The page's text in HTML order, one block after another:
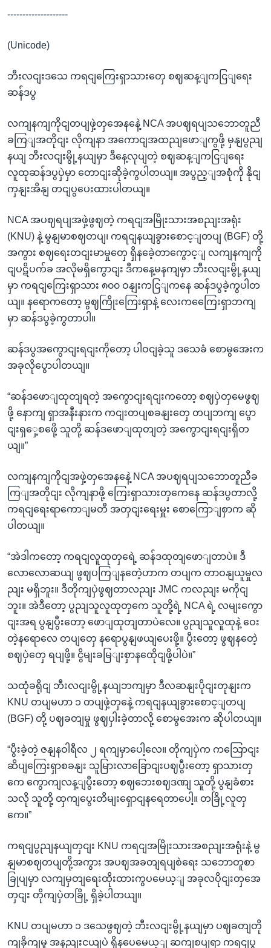
--------------------
(Unicode)
ဘီးလငျးဒသေ ကရငျကြေးရှာသားတှေ စဈဆန့ျကငြျရေး
ဆန်ဒပွ
လကျနကျကိုငျတပျဖှဲ့တှအေနနေဲ့ NCA အပဈရပျသဘောတူညီ
ခကြျအတိုငျး လိုကျနာ အကောငျအထညျဖောျကွဖို့ မှနျပွညျ
နယျ ဘီးလငျးမွို့နယျမှာ ဒီနေ့လုပျတဲ့ စဈဆန့ျကငြျရေး
လူထုဆန်ဒပွပှဲမှာ တောငျးဆိုခဲ့ကွပါတယျ။ အပွည့ျအစုံကို နိုငျ
ကှနျးအိနျ တငျပွပေးထားပါတယျ။
NCA အပဈရပျအဖှဲ့ဖွဈတဲ့ ကရငျအမြိုးသားအစညျးအရုံး
(KNU) နဲ့ မွနျမာစဈတပျ၊ ကရငျနယျခွားစောင့ျတပျ (BGF) တို့
အကွား စဈရေးတငျးမာမှုတှေ ရှိနခေဲ့တာကွောင့ျ လကျနကျကို
ငျပဋိပက်ခ အလိုမရှိကွောငျး ဒီကနေ့မနကျမှာ ဘီးလငျးမွို့နယျ
မှာ ကရငျကြေးရှာသား ၈၀၀ ဝနျးကငြျကနေ ဆန်ဒပွခဲ့ကွပါတ
ယျ။ နရောကတော့ မွဈကြိုးကြေးရှာနဲ့ လေးကကြေေးရှာဘကျ
မှာ ဆန်ဒပွခဲ့ကွတာပါ။
ဆန်ဒပွအကွောငျးရငျးကိုတော့ ပါဝငျခဲ့သူ ဒသေခံ စောမွအေးက
အခုလိုပွောပါတယျ။
“ဆန်ဒဖောျထုတျရတဲ့ အကွောငျးရငျးကတော့ စဈပှဲတှမေဖွဈ
ဖို့ နောကျ ရှာအနီးနားက ကငျးတပျစခနျးတှေ တပျဘကျ ပွော
ငျးရှှေ့စဖေို့ သူတို့ ဆန်ဒဖောျထုတျတဲ့ အကွောငျးရငျးရှိတ
ယျ။”
လကျနကျကိုငျအဖှဲ့တှအေနနေဲ့ NCA အပဈရပျသဘောတူညီခ
ကြျအတိုငျး လိုကျနာဖို့ ကြေးရှာသားတှကေနေ ဆန်ဒပွတာလို့
ကရငျရေးရာကောျမတီ အတှငျးရေးမှူး စောကြောျစှာက ဆို
ပါတယျ။
“အဲဒါကတော့ ကရငျလူထုတှရေဲ့ ဆန်ဒထုတျဖောျတာပဲ။ ဒီ
လောလောဆယျ ဖွဈပကြျနတေဲ့ဟာက တပျက တာဝနျယူမှုလ
ညျး မရှိဘူး။ ဒီတိုကျပှဲဖွဈတာလညျး JMC ကလညျး မကိုငျ
ဘူး။ အဲဒီတော့ ပွညျသူလူထုတှကေ သူတို့ရဲ့ NCA ရဲ့ လမျးကွော
ငျးအရ ပွနျပွီးတော့ ဖောျထုတျတာပဲလေ။ ပွညျသူလူထုနဲ့ ဝေး
တဲ့နရောလေ တပျတှေ နရောပွနျဖယျပေးဖို့။ ပွီးတော့ ဖွဈနတေဲ့
စဈပှဲတှေ ရပျဖို့။ ငွိမျးခမြျးစှာနထေိုငျဖို့ပါပဲ။”
သထုံခရိုငျ ဘီးလငျးမွို့နယျဘကျမှာ ဒီလဆနျးပိုငျးတုနျးက
KNU တပျမဟာ ၁ တပျဖှဲ့တှနေဲ့ ကရငျနယျခွားစောင့ျတပျ
(BGF) တို့ ပဈခတျမှု ဖွဈပှါးခဲ့တာလို့ စောမွအေးက ဆိုပါတယျ။
“ပွီးခဲ့တဲ့ ဇနျနဝါရီလ ၂ ရကျမှာပေါ့လေ။ တိုကျပှဲက ကသြောငျး
ဆိပျကြေးရှာစခနျး သူမြားလာခြောငျးပဈပွီးတော့ ရှာသားတှ
ကေ ကွောကျလန့ျပွီးတော့ စဈဘေးစဈဒဏျ သူတို့ ပွနျခံစား
သလို သူတို့ ထှကျပွေးတိမျးရှောငျနရေတာပေါ့။ တခြို့လူတှ
ကေ။”
ကရငျပွညျနယျတှငျး KNU ကရငျအမြိုးသားအစညျးအရုံးနဲ့ မွ
နျမာစဈတပျတို့အကွား အပဈအခတျရပျစဲရေး သဘောတူစာ
ခြုပျမှာ လကျမှတျရေးထိုးထားကွပမေယ့ျ အခုလပိုငျးတှအေ
တှငျး တိုကျပှဲတခြို့ ရှိခဲ့ပါတယျ။
KNU တပျမဟာ ၁ ဒသေဖွဈတဲ့ ဘီးလငျးမွို့နယျမှာ ပဈခတျတို
ကျခိုကျမှု အနညျးငယျပဲ ရှိနပေမေယ့ျ ဆကျစပျရာ ကရငျပွ